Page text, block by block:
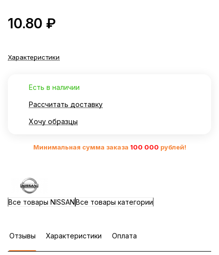
10.80 ₽
Характеристики
Есть в наличии
Рассчитать доставку
Хочу образцы
Минимальная сумма заказа 100 000 рублей!
Все товары NISSANВсе товары категории
Отзывы Характеристики Оплата